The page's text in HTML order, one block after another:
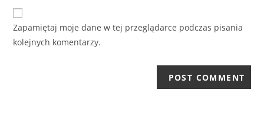
comment
URL
(optional)
Zapamiętaj moje dane w tej przeglądarce podczas pisania
kolejnych komentarzy.